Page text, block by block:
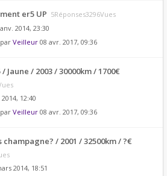
er5 UP 5Réponses3296Vues
2014, 23:30
Veilleur 08 avr. 2017, 09:36
/ Jaune / 2003 / 30000km / 1700€
12:40
Veilleur 08 avr. 2017, 09:36
champagne? / 2001 / 32500km / ?€
2014, 18:51